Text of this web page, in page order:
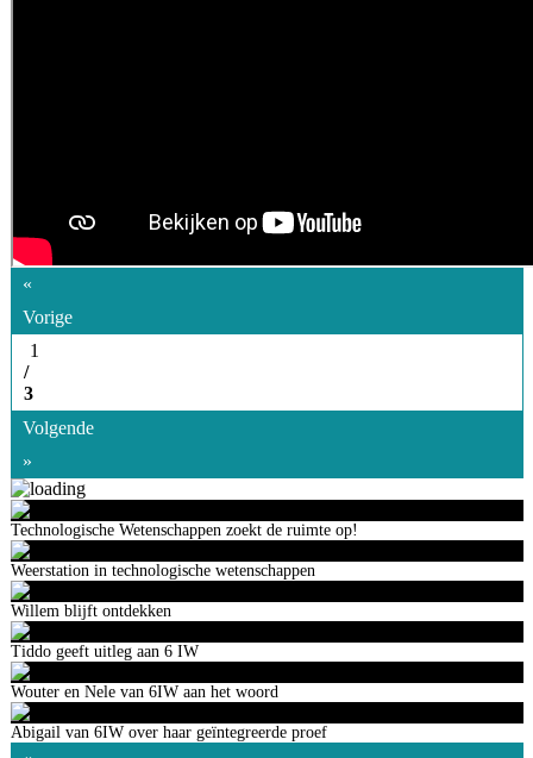
«
Vorige
1
/
3
Volgende
»
Technologische Wetenschappen zoekt de ruimte op!
Weerstation in technologische wetenschappen
Willem blijft ontdekken
Tiddo geeft uitleg aan 6 IW
Wouter en Nele van 6IW aan het woord
Abigail van 6IW over haar geïntegreerde proef